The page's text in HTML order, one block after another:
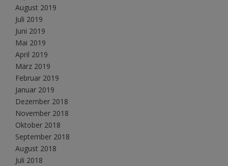
August 2019
Juli 2019
Juni 2019
Mai 2019
April 2019
März 2019
Februar 2019
Januar 2019
Dezember 2018
November 2018
Oktober 2018
September 2018
August 2018
Juli 2018